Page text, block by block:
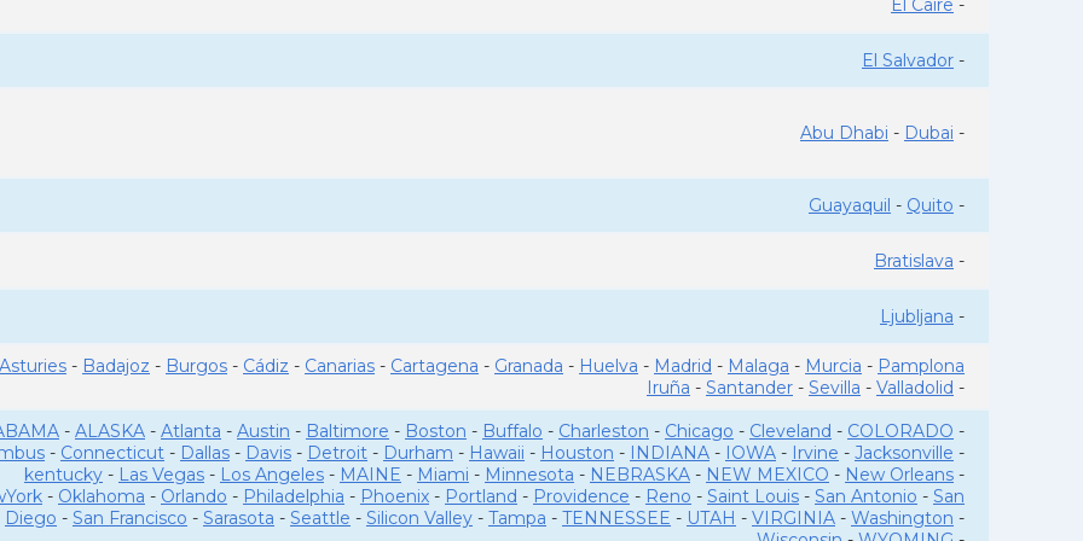
El Caire -
El Salvador -
Abu Dhabi - Dubai -
Guayaquil - Quito -
Bratislava -
Ljubljana -
Asturies - Badajoz - Burgos - Cádiz - Canarias - Cartagena - Granada - Huelva - Madrid - Malaga - Murcia - Pamplona
Iruña - Santander - Sevilla - Valladolid -
- ALASKA - Atlanta - Austin - Baltimore - Boston - Buffalo - Charleston - Chicago - Cleveland - COLORADO -
- Connecticut - Dallas - Davis - Detroit - Durham - Hawaii - Houston - INDIANA - IOWA - Irvine - Jacksonville -
kentucky - Las Vegas - Los Angeles - MAINE - Miami - Minnesota - NEBRASKA - NEW MEXICO - New Orleans -
- Oklahoma - Orlando - Philadelphia - Phoenix - Portland - Providence - Reno - Saint Louis - San Antonio - San
Diego - San Francisco - Sarasota - Seattle - Silicon Valley - Tampa - TENNESSEE - UTAH - VIRGINIA - Washington -